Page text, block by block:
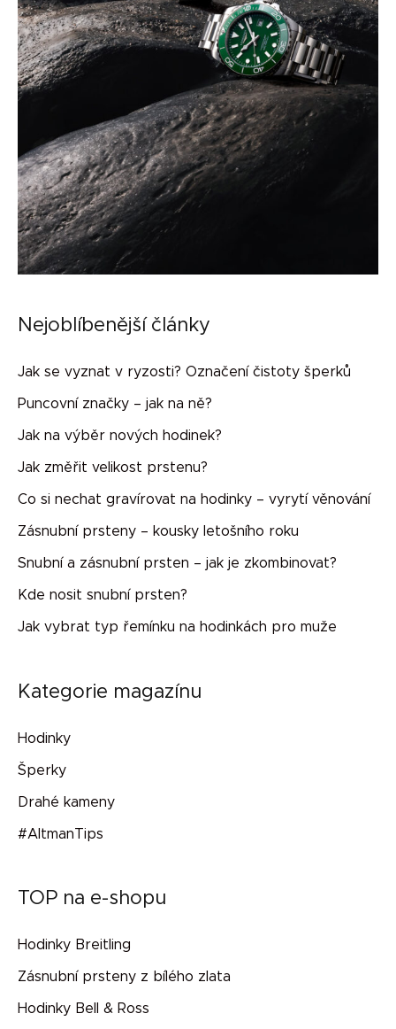
Nejoblíbenější články
Jak se vyznat v ryzosti? Označení čistoty šperků
Puncovní značky – jak na ně?
Jak na výběr nových hodinek?
Jak změřit velikost prstenu?
Co si nechat gravírovat na hodinky – vyrytí věnování
Zásnubní prsteny – kousky letošního roku
Snubní a zásnubní prsten – jak je zkombinovat?
Kde nosit snubní prsten?
Jak vybrat typ řemínku na hodinkách pro muže
Kategorie magazínu
Hodinky
Šperky
Drahé kameny
#AltmanTips
TOP na e-shopu
Hodinky Breitling
Zásnubní prsteny z bílého zlata
Hodinky Bell & Ross